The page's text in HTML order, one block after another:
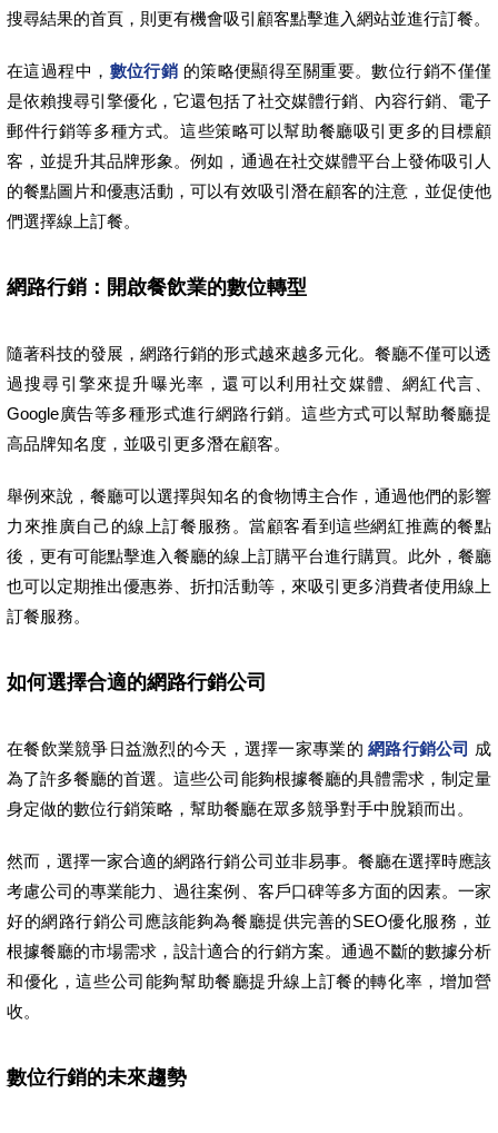
搜尋結果的首頁，則更有機會吸引顧客點擊進入網站並進行訂餐。
在這過程中， 數位行銷 的策略便顯得至關重要。數位行銷不僅僅
是依賴搜尋引擎優化，它還包括了社交媒體行銷、內容行銷、電子
郵件行銷等多種方式。這些策略可以幫助餐廳吸引更多的目標顧
客，並提升其品牌形象。例如，通過在社交媒體平台上發佈吸引人
的餐點圖片和優惠活動，可以有效吸引潛在顧客的注意，並促使他
們選擇線上訂餐。
網路行銷：開啟餐飲業的數位轉型
隨著科技的發展，網路行銷的形式越來越多元化。餐廳不僅可以透
過搜尋引擎來提升曝光率，還可以利用社交媒體、網紅代言、
Google廣告等多種形式進行網路行銷。這些方式可以幫助餐廳提
高品牌知名度，並吸引更多潛在顧客。
舉例來說，餐廳可以選擇與知名的食物博主合作，通過他們的影響
力來推廣自己的線上訂餐服務。當顧客看到這些網紅推薦的餐點
後，更有可能點擊進入餐廳的線上訂購平台進行購買。此外，餐廳
也可以定期推出優惠券、折扣活動等，來吸引更多消費者使用線上
訂餐服務。
如何選擇合適的網路行銷公司
在餐飲業競爭日益激烈的今天，選擇一家專業的網路行銷公司 成
為了許多餐廳的首選。這些公司能夠根據餐廳的具體需求，制定量
身定做的數位行銷策略，幫助餐廳在眾多競爭對手中脫穎而出。
然而，選擇一家合適的網路行銷公司並非易事。餐廳在選擇時應該
考慮公司的專業能力、過往案例、客戶口碑等多方面的因素。一家
好的網路行銷公司應該能夠為餐廳提供完善的SEO優化服務，並
根據餐廳的市場需求，設計適合的行銷方案。通過不斷的數據分析
和優化，這些公司能夠幫助餐廳提升線上訂餐的轉化率，增加營
收。
數位行銷的未來趨勢